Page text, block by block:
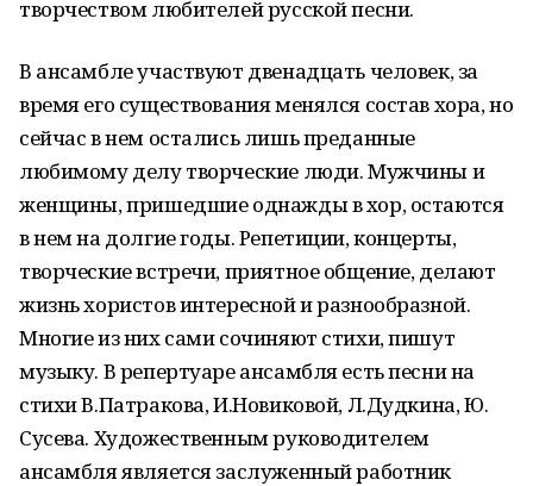
творчеством любителей русской песни.
В ансамбле участвуют двенадцать человек, за
время его существования менялся состав хора, но
сейчас в нем остались лишь преданные
любимому делу творческие люди. Мужчины и
женщины, пришедшие однажды в хор, остаются
в нем на долгие годы. Репетиции, концерты,
творческие встречи, приятное общение, делают
жизнь хористов интересной и разнообразной.
Многие из них сами сочиняют стихи, пишут
музыку. В репертуаре ансамбля есть песни на
стихи В.Патракова, И.Новиковой, Л.Дудкина, Ю.
Сусева. Художественным руководителем
ансамбля является заслуженный работник